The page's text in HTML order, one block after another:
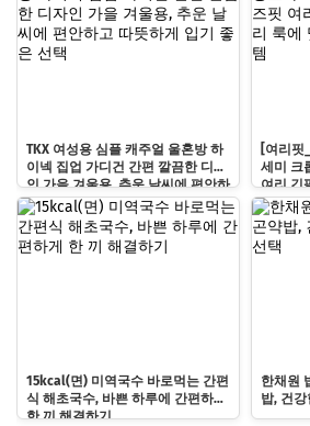
TKX 여성용 심플 캐주얼 울혼방 하
이넥 집업 가디건 간편 깔끔한 디자
인 가을 겨울용, 추운 날씨에 편안하
고 따뜻하게 입기 좋은 선택
[여리핏
세미 크
여리 긴
러움을
15kcal(면) 미역국수 바로먹는 간편
식 해초국수, 바쁜 하루에 간편하게
한 끼 해결하기
한채원
밥, 건